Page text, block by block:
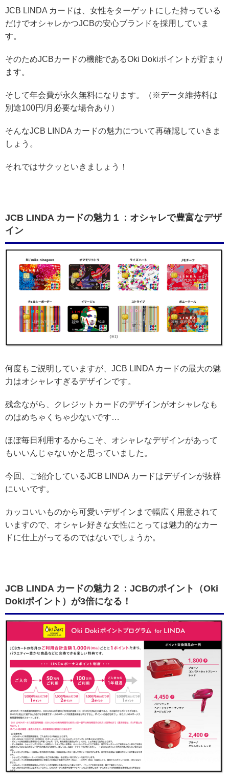
JCB LINDA カードは、女性をターゲットにした持っている
だけでオシャレかつJCBの安心ブランドを採用していま
す。
そのためJCBカードの機能であるOki Dokiポイントが貯まり
ます。
そして年会費が永久無料になります。（※データ維持料は
別途100円/月必要な場合あり）
そんなJCB LINDA カードの魅力について再確認していきま
しょう。
それではサクッといきましょう！
JCB LINDA カードの魅力１：オシャレで豊富なデザ
イン
何度もご説明していますが、JCB LINDA カードの最大の魅
力はオシャレすぎるデザインです。
残念ながら、クレジットカードのデザインがオシャレなも
のはめちゃくちゃ少ないです…
ほぼ毎日利用するからこそ、オシャレなデザインがあって
もいいんじゃないかと思っていました。
今回、ご紹介しているJCB LINDA カードはデザインが抜群
にいいです。
カッコいいものから可愛いデザインまで幅広く用意されて
いますので、オシャレ好きな女性にとっては魅力的なカー
ドに仕上がってるのではないでしょうか。
JCB LINDA カードの魅力２：JCBのポイント（Oki
Dokiポイント）が3倍になる！